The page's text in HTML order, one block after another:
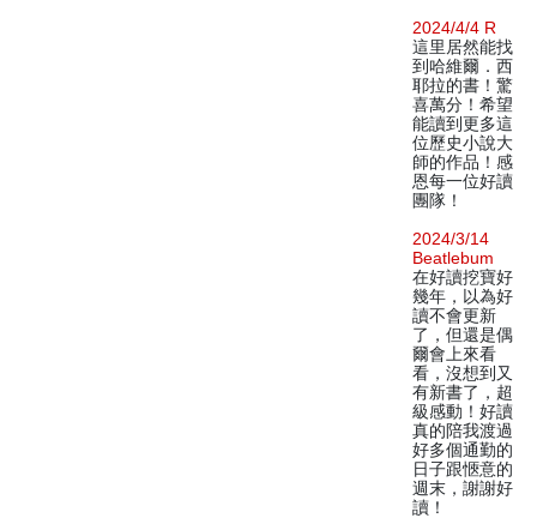
2024/4/4 R
這里居然能找
到哈維爾．西
耶拉的書！驚
喜萬分！希望
能讀到更多這
位歷史小說大
師的作品！感
恩每一位好讀
團隊！
2024/3/14
Beatlebum
在好讀挖寶好
幾年，以為好
讀不會更新
了，但還是偶
爾會上來看
看，沒想到又
有新書了，超
級感動！好讀
真的陪我渡過
好多個通勤的
日子跟愜意的
週末，謝謝好
讀！